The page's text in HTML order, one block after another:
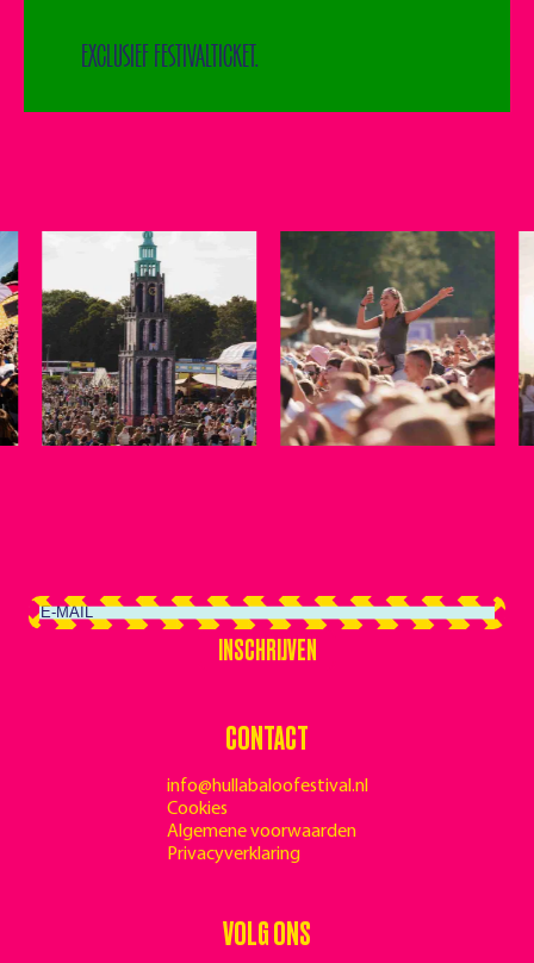
EXCLUSIEF FESTIVALTICKET.
CONTACT
info@hullabaloofestival.nl
Cookies
Algemene voorwaarden
Privacyverklaring
INSCHRIJVEN
INSCHRIJVEN
VOLG ONS